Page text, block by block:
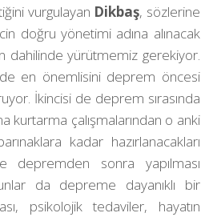
vurgulayan Dikbaş, sözlerine
doğru yönetimi adına alınacak
dahilinde yürütmemiz gerekiyor.
en önemlisini deprem öncesi
İkincisi de deprem sırasında
kurtarma çalışmalarından o anki
kadar hazırlanacakları
depremden sonra yapılması
da depreme dayanıklı bir
psikolojik tedaviler, hayatın